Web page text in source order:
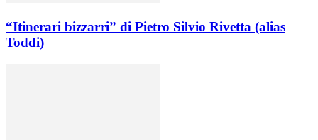
“Itinerari bizzarri” di Pietro Silvio Rivetta (alias
Toddi)